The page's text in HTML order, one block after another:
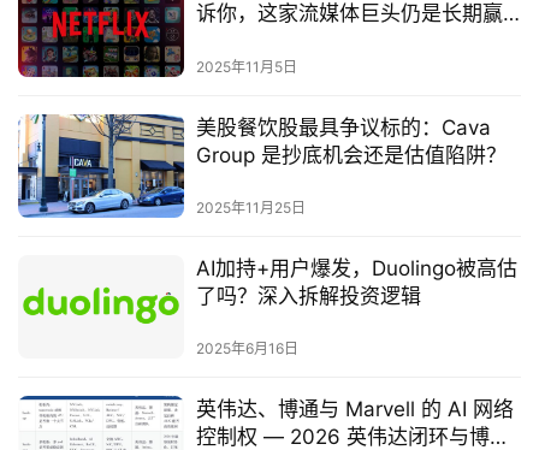
诉你，这家流媒体巨头仍是长期赢
2025年11月5日
美股餐饮股最具争议标的：Cava
Group 是抄底机会还是估值陷阱？
2025年11月25日
AI加持+用户爆发，Duolingo被高估
了吗？深入拆解投资逻辑
2025年6月16日
英伟达、博通与 Marvell 的 AI 网络
控制权 — 2026 英伟达闭环与博通